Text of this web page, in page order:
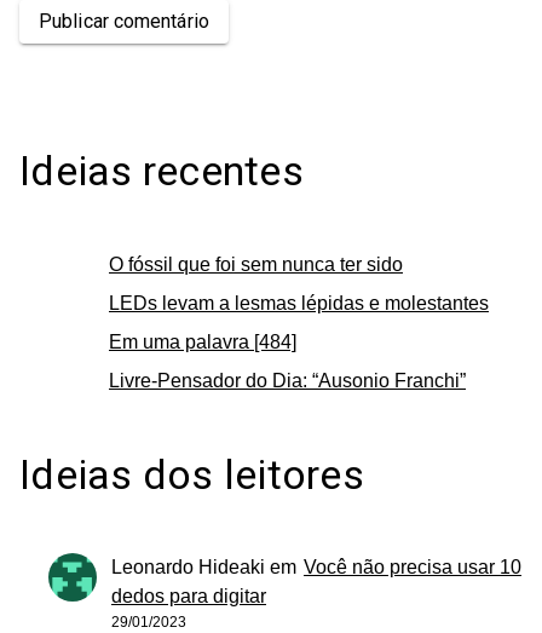
Publicar comentário
Ideias recentes
O fóssil que foi sem nunca ter sido
LEDs levam a lesmas lépidas e molestantes
Em uma palavra [484]
Livre-Pensador do Dia: “Ausonio Franchi”
Ideias dos leitores
Leonardo Hideaki em Você não precisa usar 10
dedos para digitar
29/01/2023